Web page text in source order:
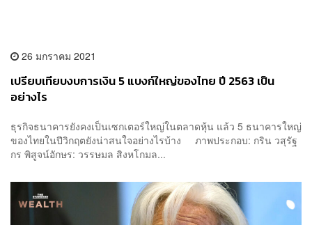
26 มกราคม 2021
เปรียบเทียบงบการเงิน 5 แบงก์ใหญ่ของไทย ปี 2563 เป็น
อย่างไร
ธุรกิจธนาคารยังคงเป็นเซกเตอร์ใหญ่ในตลาดหุ้น แล้ว 5 ธนาคารใหญ่
ของไทยในปีวิกฤตยังน่าสนใจอย่างไรบ้าง ภาพประกอบ: กริน วสุรัฐ
กร พิสูจน์อักษร: วรรษมล สิงหโกมล...